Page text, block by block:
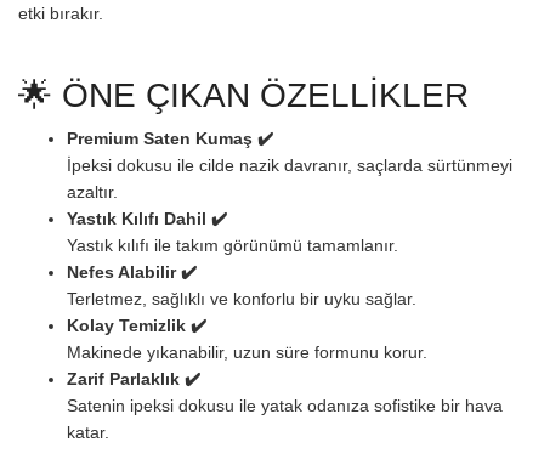
etki bırakır.
🌟 ÖNE ÇIKAN ÖZELLİKLER
Premium Saten Kumaş ✔️
İpeksi dokusu ile cilde nazik davranır, saçlarda sürtünmeyi
azaltır.
Yastık Kılıfı Dahil ✔️
Yastık kılıfı ile takım görünümü tamamlanır.
Nefes Alabilir ✔️
Terletmez, sağlıklı ve konforlu bir uyku sağlar.
Kolay Temizlik ✔️
Makinede yıkanabilir, uzun süre formunu korur.
Zarif Parlaklık ✔️
Satenin ipeksi dokusu ile yatak odanıza sofistike bir hava
katar.